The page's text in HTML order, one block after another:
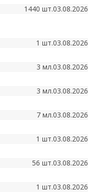
1440 шт.03.08.2026
1 шт.03.08.2026
3 мл.03.08.2026
3 мл.03.08.2026
7 мл.03.08.2026
1 шт.03.08.2026
56 шт.03.08.2026
1 шт.03.08.2026